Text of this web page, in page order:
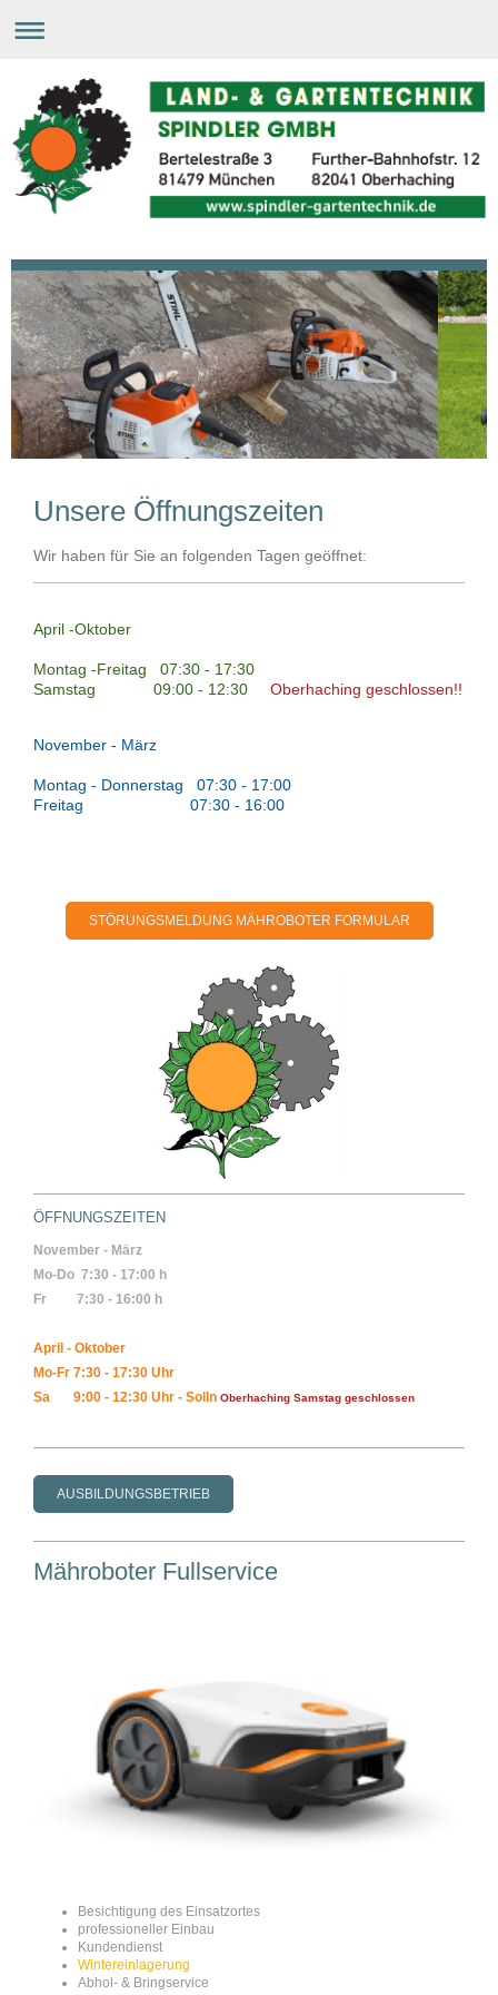
Unsere Öffnungszeiten
Wir haben für Sie an folgenden Tagen geöffnet:
April -Oktober
Montag -Freitag 07:30 - 17:30
Samstag 09:00 - 12:30
Oberhaching geschlossen!!
November - März
Montag - Donnerstag 07:30 - 17:00
Freitag 07:30 - 16:00
STÖRUNGSMELDUNG MÄHROBOTER FORMULAR
ÖFFNUNGSZEITEN
November - März
Mo-Do 7:30 - 17:00 h
Fr 7:30 - 16:00 h
April - Oktober
Mo-Fr 7:30 - 17:30 Uhr
Sa 9:00 - 12:30 Uhr - Solln Oberhaching Samstag geschlossen
AUSBILDUNGSBETRIEB
Mähroboter Fullservice
Besichtigung des Einsatzortes
professioneller Einbau
Kundendienst
Wintereinlagerung
Abhol- & Bringservice